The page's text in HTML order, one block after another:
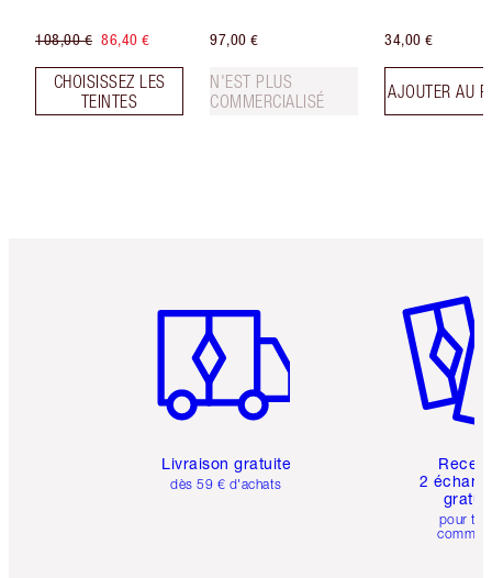
108,00 € 86,40 €
CHOISISSEZ LES
TEINTES
97,00 €
N'EST PLUS
COMMERCIALISÉ
34,00 €
AJOUTER AU
Livraison gratuite
dès 59 € d'achats
2
pour